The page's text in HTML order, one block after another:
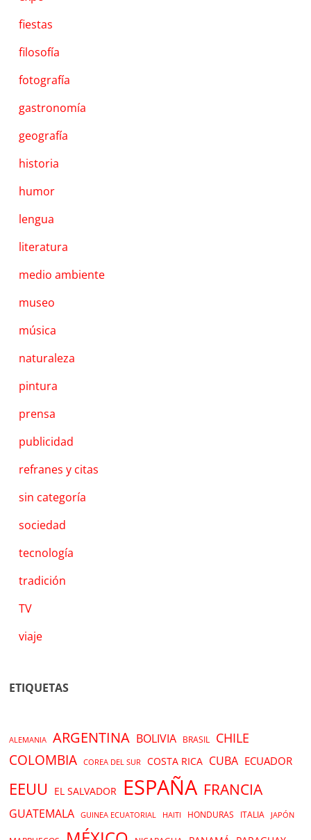
fiestas
filosofía
fotografía
gastronomía
geografía
historia
humor
lengua
literatura
medio ambiente
museo
música
naturaleza
pintura
prensa
publicidad
refranes y citas
sin categoría
sociedad
tecnología
tradición
TV
viaje
ETIQUETAS
ALEMANIA ARGENTINA BOLIVIA BRASIL CHILE
COLOMBIA COREA DEL SUR COSTA RICA CUBA ECUADOR
EEUU EL SALVADOR ESPAÑA FRANCIA
GUATEMALA GUINEA ECUATORIAL HAITI HONDURAS ITALIA JAPÓN